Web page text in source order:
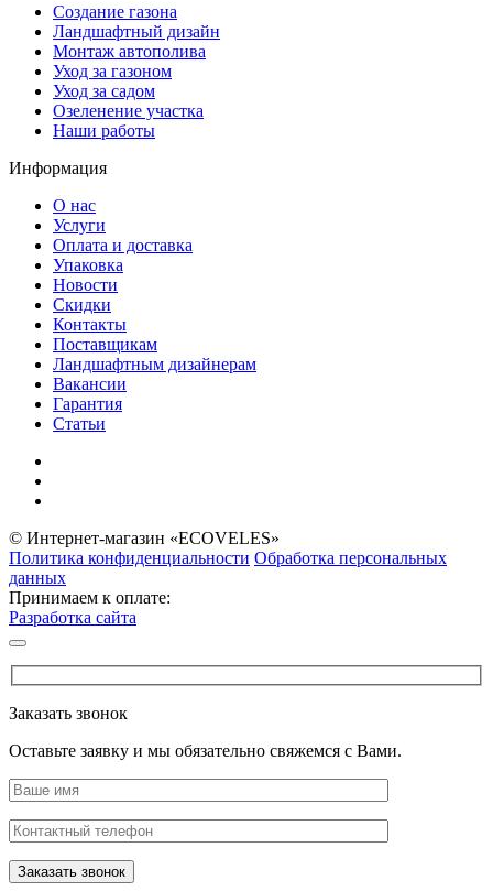
Создание газона
Ландшафтный дизайн
Монтаж автополива
Уход за газоном
Уход за садом
Озеленение участка
Наши работы
Информация
О нас
Услуги
Оплата и доставка
Упаковка
Новости
Скидки
Контакты
Поставщикам
Ландшафтным дизайнерам
Вакансии
Гарантия
Статьи
© Интернет-магазин «ECOVELES»
Политика конфиденциальности Обработка персональных
данных
Принимаем к оплате:
Разработка сайта
Заказать звонок
Оставьте заявку и мы обязательно свяжемся с Вами.
Заказать звонок